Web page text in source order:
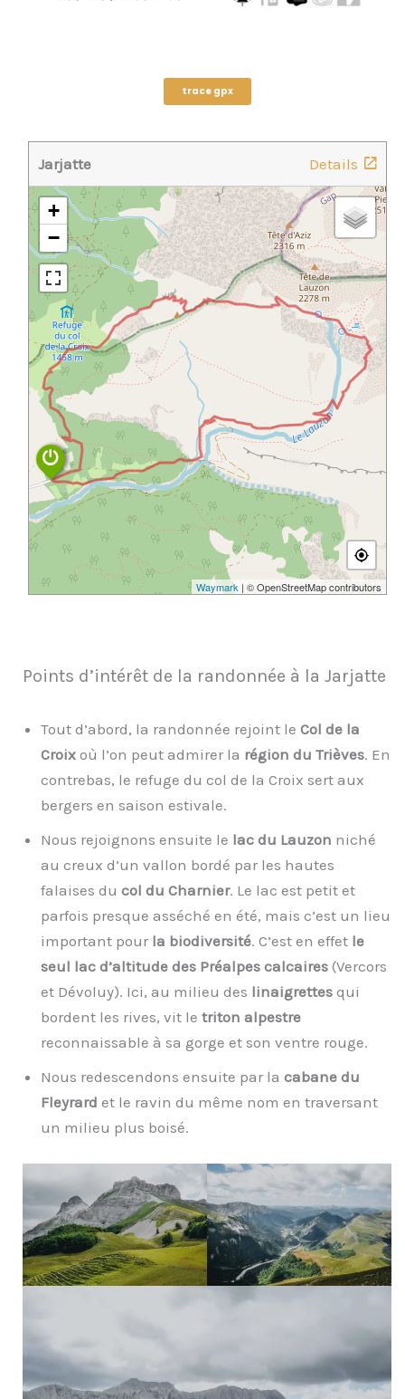
trace gpx
Details
Jarjatte
+
−
Waymark | © OpenStreetMap contributors
Points d’intérêt de la randonnée à la Jarjatte
Tout d’abord, la randonnée rejoint le Col de la
Croix où l’on peut admirer la région du Trièves. En
contrebas, le refuge du col de la Croix sert aux
bergers en saison estivale.
Nous rejoignons ensuite le lac du Lauzon niché
au creux d’un vallon bordé par les hautes
falaises du col du Charnier. Le lac est petit et
parfois presque asséché en été, mais c’est un lieu
important pour la biodiversité. C’est en effet le
seul lac d’altitude des Préalpes calcaires (Vercors
et Dévoluy). Ici, au milieu des linaigrettes qui
bordent les rives, vit le triton alpestre
reconnaissable à sa gorge et son ventre rouge.
Nous redescendons ensuite par la cabane du
Fleyrard et le ravin du même nom en traversant
un milieu plus boisé.